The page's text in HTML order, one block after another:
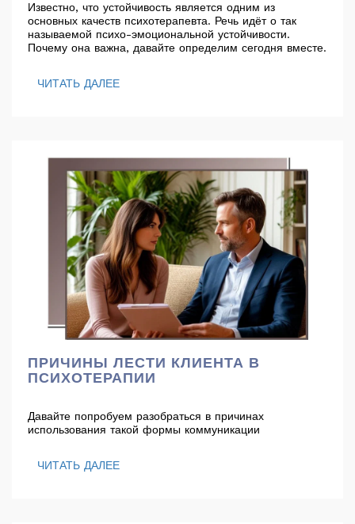
Известно, что устойчивость является одним из
основных качеств психотерапевта. Речь идёт о так
называемой психо-эмоциональной устойчивости.
Почему она важна, давайте определим сегодня вместе.
ЧИТАТЬ ДАЛЕЕ
ПРИЧИНЫ ЛЕСТИ КЛИЕНТА В
ПСИХОТЕРАПИИ
Давайте попробуем разобраться в причинах
использования такой формы коммуникации
ЧИТАТЬ ДАЛЕЕ